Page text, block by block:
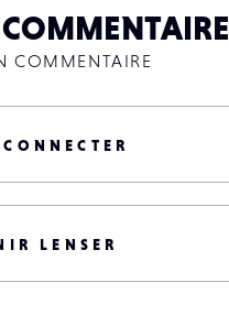
COMMENTAIRE
LENSER